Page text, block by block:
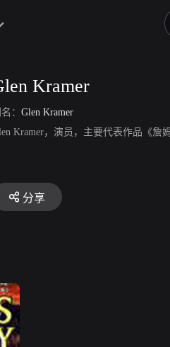
Kramer
： Glen Kramer
Kramer，演员，主要代表作品《詹
分享